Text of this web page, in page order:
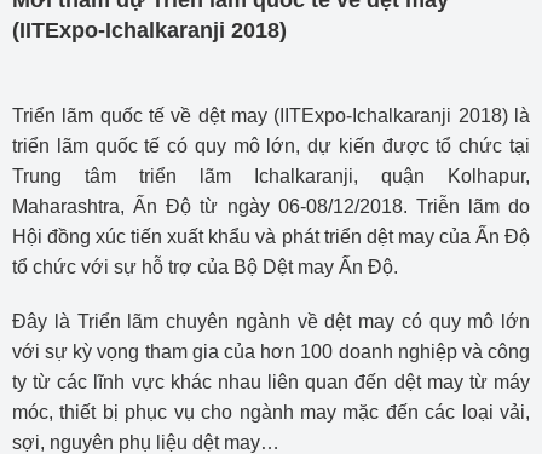
(IITExpo-Ichalkaranji 2018)
Triển lãm quốc tế về dệt may (IITExpo-Ichalkaranji 2018) là
triển lãm quốc tế có quy mô lớn, dự kiến được tổ chức tại
Trung tâm triển lãm Ichalkaranji, quận Kolhapur,
Maharashtra, Ấn Độ từ ngày 06-08/12/2018. Triễn lãm do
Hội đồng xúc tiến xuất khẩu và phát triển dệt may của Ấn Độ
tổ chức với sự hỗ trợ của Bộ Dệt may Ấn Độ.
Đây là Triển lãm chuyên ngành về dệt may có quy mô lớn
với sự kỳ vọng tham gia của hơn 100 doanh nghiệp và công
ty từ các lĩnh vực khác nhau liên quan đến dệt may từ máy
móc, thiết bị phục vụ cho ngành may mặc đến các loại vải,
sợi, nguyên phụ liệu dệt may…